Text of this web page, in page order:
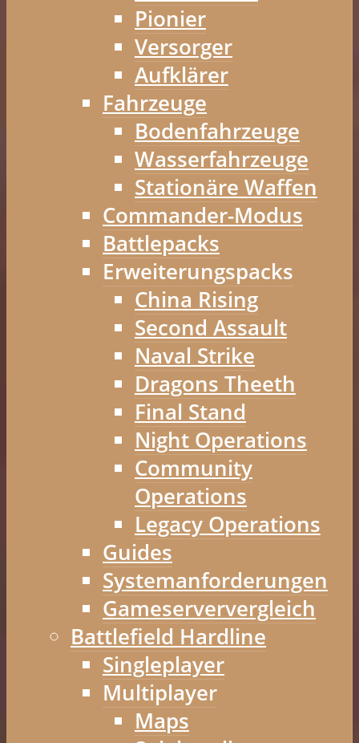
Pionier
Versorger
Aufklärer
Fahrzeuge
Bodenfahrzeuge
Wasserfahrzeuge
Stationäre Waffen
Commander-Modus
Battlepacks
Erweiterungspacks
China Rising
Second Assault
Naval Strike
Dragons Theeth
Final Stand
Night Operations
Community
Operations
Legacy Operations
Guides
Systemanforderungen
Gameserververgleich
Battlefield Hardline
Singleplayer
Multiplayer
Maps